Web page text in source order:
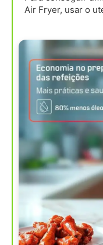
Air Fryer, usar o